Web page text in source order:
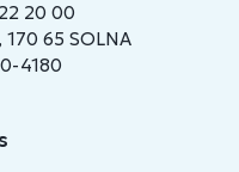
20 00
170 65 SOLNA
4180